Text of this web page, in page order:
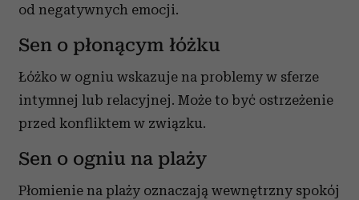
od negatywnych emocji.
Sen o płonącym łóżku
Łóżko w ogniu wskazuje na problemy w sferze
intymnej lub relacyjnej. Może to być ostrzeżenie
przed konfliktem w związku.
Sen o ogniu na plaży
Płomienie na plaży oznaczają wewnętrzny spokój